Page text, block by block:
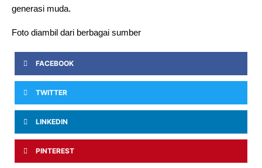
generasi muda.
Foto diambil dari berbagai sumber
FACEBOOK
TWITTER
LINKEDIN
PINTEREST